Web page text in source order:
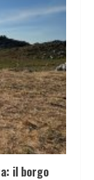
il borgo